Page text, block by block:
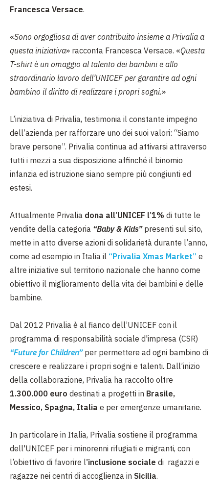
Francesca Versace.
«Sono orgogliosa di aver contribuito insieme a Privalia a
questa iniziativa» racconta Francesca Versace. «Questa
T-shirt è un omaggio al talento dei bambini e allo
straordinario lavoro dell’UNICEF per garantire ad ogni
bambino il diritto di realizzare i propri sogni.»
L’iniziativa di Privalia, testimonia il constante impegno
dell’azienda per rafforzare uno dei suoi valori: “Siamo
brave persone”. Privalia continua ad attivarsi attraverso
tutti i mezzi a sua disposizione affinché il binomio
infanzia ed istruzione siano sempre più congiunti ed
estesi.
Attualmente Privalia dona all’UNICEF l’1% di tutte le
vendite della categoria “Baby & Kids”presenti sul sito,
mette in atto diverse azioni di solidarietà durante l’anno,
come ad esempio in Italia il “Privalia Xmas Market” e
altre iniziative sul territorio nazionale che hanno come
obiettivo il miglioramento della vita dei bambini e delle
bambine.
Dal 2012 Privalia è al fianco dell’UNICEF con il
programma di responsabilità sociale d'impresa (CSR)
“Future for Children”per permettere ad ogni bambino di
crescere e realizzare i propri sogni e talenti. Dall’inizio
della collaborazione, Privalia ha raccolto oltre
1.300.000 euro destinati a progetti in Brasile,
Messico, Spagna, Italia e per emergenze umanitarie.
In particolare in Italia, Privalia sostiene il programma
dell'UNICEF per i minorenni rifugiati e migranti, con
l’obiettivo di favorire l’inclusione sociale di ragazzi e
ragazze nei centri di accoglienza in Sicilia.